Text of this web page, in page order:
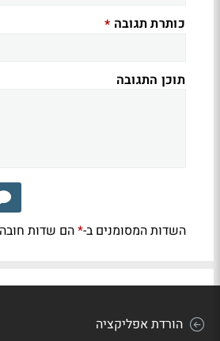
כותרת תגובה *
תוכן התגובה
השדות המסומנים ב-*הם שדות חובה
הורדת אפליקציה